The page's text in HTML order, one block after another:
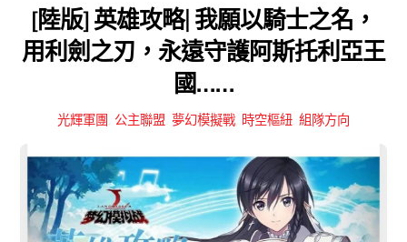
[陸版] 英雄攻略| 我願以騎士之名，
用利劍之刃，永遠守護阿斯托利亞王
國……
光輝軍團 公主聯盟 夢幻模擬戰 時空樞紐 組隊方向